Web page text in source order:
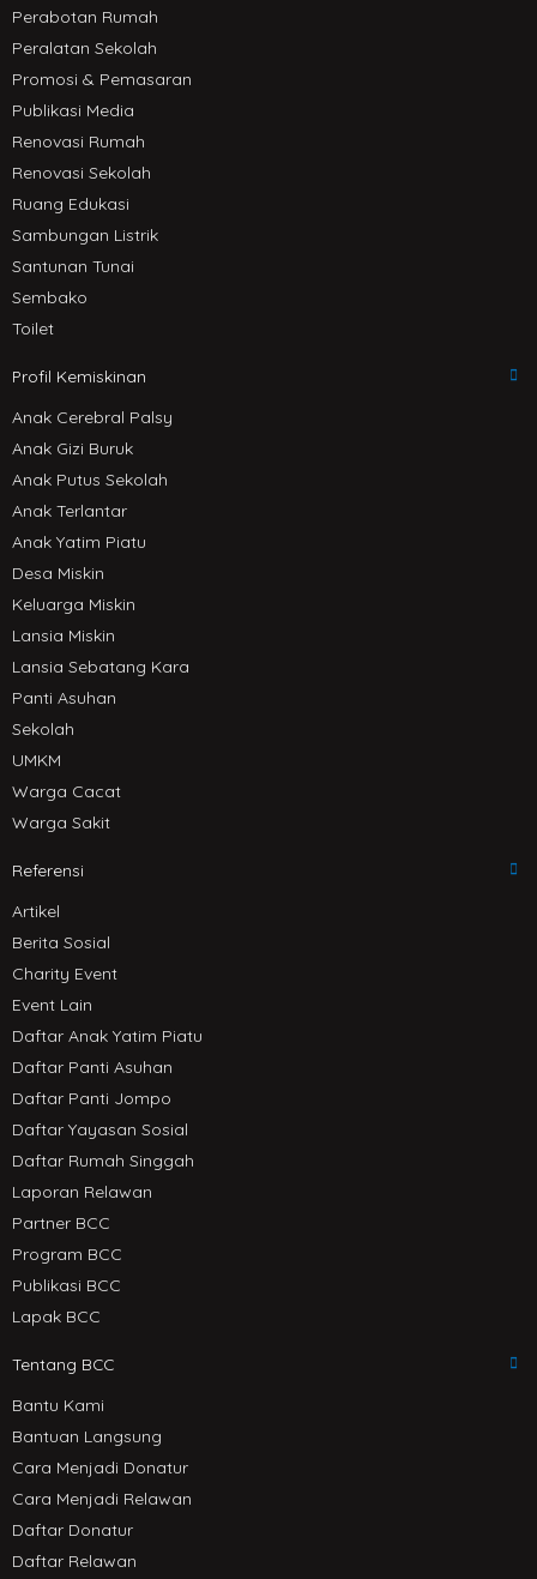
Perabotan Rumah
Peralatan Sekolah
Promosi & Pemasaran
Publikasi Media
Renovasi Rumah
Renovasi Sekolah
Ruang Edukasi
Sambungan Listrik
Santunan Tunai
Sembako
Toilet
Profil Kemiskinan
Anak Cerebral Palsy
Anak Gizi Buruk
Anak Putus Sekolah
Anak Terlantar
Anak Yatim Piatu
Desa Miskin
Keluarga Miskin
Lansia Miskin
Lansia Sebatang Kara
Panti Asuhan
Sekolah
UMKM
Warga Cacat
Warga Sakit
Referensi
Artikel
Berita Sosial
Charity Event
Event Lain
Daftar Anak Yatim Piatu
Daftar Panti Asuhan
Daftar Panti Jompo
Daftar Yayasan Sosial
Daftar Rumah Singgah
Laporan Relawan
Partner BCC
Program BCC
Publikasi BCC
Lapak BCC
Tentang BCC
Bantu Kami
Bantuan Langsung
Cara Menjadi Donatur
Cara Menjadi Relawan
Daftar Donatur
Daftar Relawan